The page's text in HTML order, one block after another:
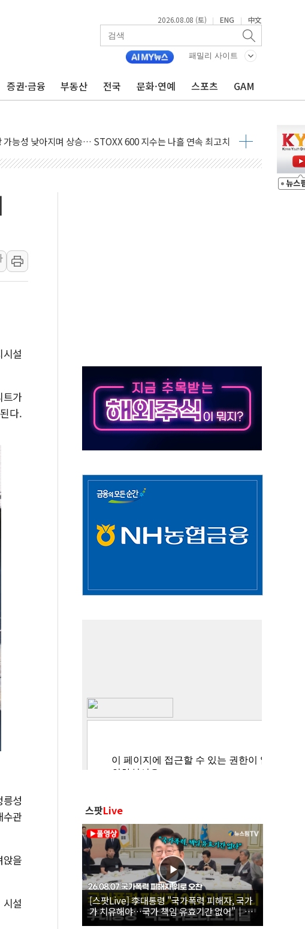
2026.08.08 (토) | ENG | 中文
패밀리 사이트
증권·금융 부동산 전국 문화·연예 스포츠 GAM
최고치
망 우세
스라엘·이란 위협에 맞설 자체 억지력 강화
프 제동
에 반도체주 '활짝'
퇴…나스닥 선물 1%대 상승
명 끝까지 찾겠다"
도권 집중 완화 전환점"
"전폭적 공급 확대·속도전 총력"
설
트가
다.
성
관
을
설
스팟Live
[스팟Live] 李대통령 "국가폭력 피해자, 국가
가 치유해야…국가 책임 유효기간 없어"｜
26.08.07 국가폭력 피해자 위로 오찬